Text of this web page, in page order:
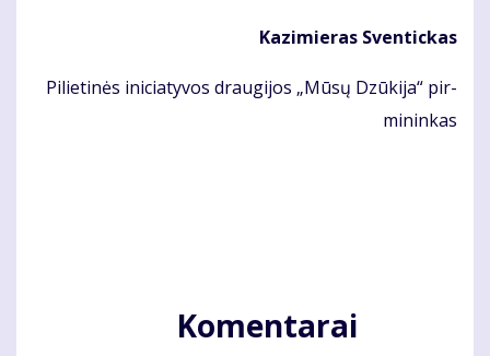
Ka­zi­mie­ras Sven­tic­kas
Pi­lie­ti­nės ini­cia­ty­vos drau­gi­jos „Mū­sų Dzū­ki­ja“ pir­
mi­nin­kas
Komentarai